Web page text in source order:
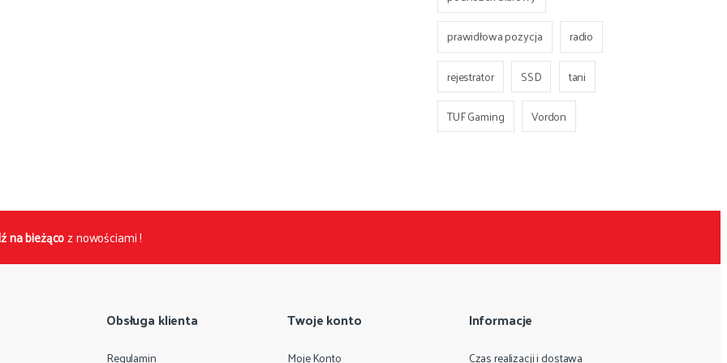
prawidłowa pozycja
radio
rejestrator
SSD
tani
TUF Gaming
Vordon
na bieżącoz nowościami !
Obsługa klienta
Regulamin
Twoje konto
Moje Konto
Informacje
Czas realizacji i dostawa